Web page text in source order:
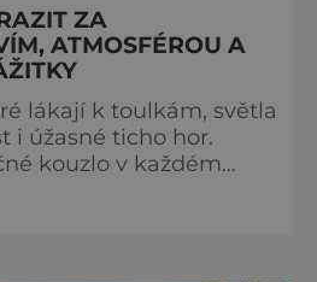
ZA
ATMOSFÉROU A
lákají k toulkám, světla
i úžasné ticho hor.
kouzlo v každém
dobrodružství i